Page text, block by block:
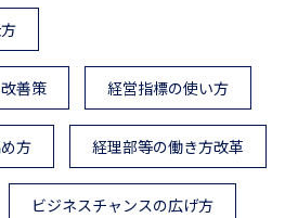
善策 経営指標の使い方
方 経理部等の働き方改革
ビジネスチャンスの広げ方